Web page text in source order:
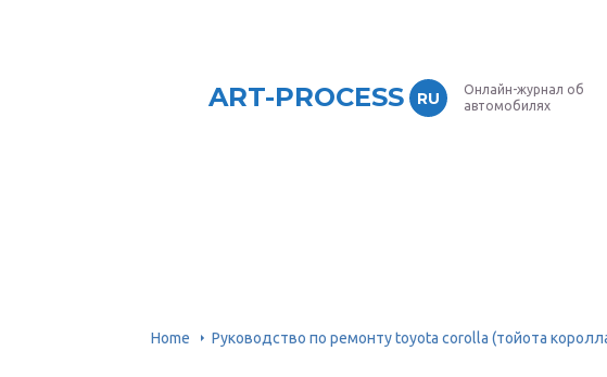
ART-PROCESS RU
Онлайн-журнал об
автомобилях
Home Руководство по ремонту toyota corolla (тойота